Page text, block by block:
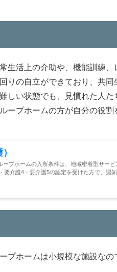
生活上の介助や、機能訓練、
りの自立ができており、共同
しい状態でも、見慣れた人た
ープホームの方が自分の役割
プホームの入所条件は、地域密着型サー
介護4・要介護5の認定を受けた方で、認
プホームは小規模な施設なの